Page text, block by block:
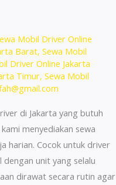
Mobil Driver Online
Barat, Sewa Mobil
Driver Online Jakarta
Timur, Sewa Mobil
di Jakarta yang butuh
menyediakan sewa
harian. Cocok untuk driver
unit yang selalu
dirawat secara rutin agar